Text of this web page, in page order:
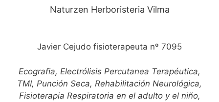
Naturzen Herboristeria Vilma
Javier Cejudo fisioterapeuta nº 7095
Ecografia, Electrólisis Percutanea Terapéutica,
TMI, Punción Seca, Rehabilitación Neurológica,
Fisioterapia Respiratoria en el adulto y el niño,